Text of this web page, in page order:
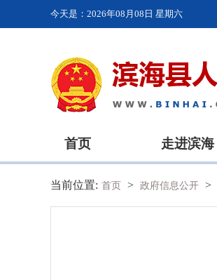
今天是： 2026年08月08日 星期六
首页 走进滨海
当前位置: 首页 > 政府信息公开 >